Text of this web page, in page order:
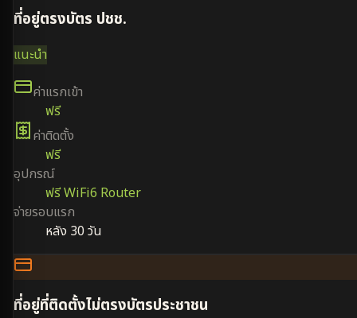
ที่อยู่ตรงบัตร ปชช.
แนะนำ
ค่าแรกเข้า
ฟรี
ค่าติดตั้ง
ฟรี
อุปกรณ์
ฟรี WiFi6 Router
จ่ายรอบแรก
หลัง 30 วัน
ที่อยู่ที่ติดตั้งไม่ตรงบัตรประชาชน